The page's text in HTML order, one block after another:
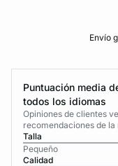
Envío
Puntuación media
todos los idiomas
Opiniones de clientes
recomendaciones de
Talla
Pequeño
Calidad